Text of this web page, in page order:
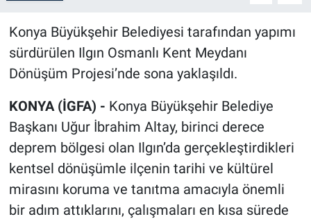
Konya Büyükşehir Belediyesi tarafından yapımı
sürdürülen Ilgın Osmanlı Kent Meydanı
Dönüşüm Projesi’nde sona yaklaşıldı.
KONYA (İGFA) - Konya Büyükşehir Belediye
Başkanı Uğur İbrahim Altay, birinci derece
deprem bölgesi olan Ilgın’da gerçekleştirdikleri
kentsel dönüşümle ilçenin tarihi ve kültürel
mirasını koruma ve tanıtma amacıyla önemli
bir adım attıklarını, çalışmaları en kısa sürede